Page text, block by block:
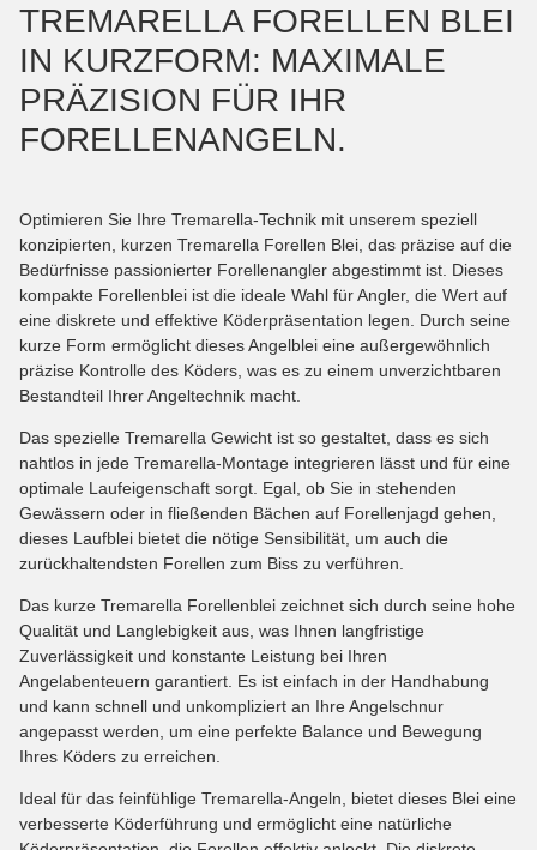
TREMARELLA FORELLEN BLEI
IN KURZFORM: MAXIMALE
PRÄZISION FÜR IHR
FORELLENANGELN.
Optimieren Sie Ihre Tremarella-Technik mit unserem speziell
konzipierten, kurzen Tremarella Forellen Blei, das präzise auf die
Bedürfnisse passionierter Forellenangler abgestimmt ist. Dieses
kompakte Forellenblei ist die ideale Wahl für Angler, die Wert auf
eine diskrete und effektive Köderpräsentation legen. Durch seine
kurze Form ermöglicht dieses Angelblei eine außergewöhnlich
präzise Kontrolle des Köders, was es zu einem unverzichtbaren
Bestandteil Ihrer Angeltechnik macht.
Das spezielle Tremarella Gewicht ist so gestaltet, dass es sich
nahtlos in jede Tremarella-Montage integrieren lässt und für eine
optimale Laufeigenschaft sorgt. Egal, ob Sie in stehenden
Gewässern oder in fließenden Bächen auf Forellenjagd gehen,
dieses Laufblei bietet die nötige Sensibilität, um auch die
zurückhaltendsten Forellen zum Biss zu verführen.
Das kurze Tremarella Forellenblei zeichnet sich durch seine hohe
Qualität und Langlebigkeit aus, was Ihnen langfristige
Zuverlässigkeit und konstante Leistung bei Ihren
Angelabenteuern garantiert. Es ist einfach in der Handhabung
und kann schnell und unkompliziert an Ihre Angelschnur
angepasst werden, um eine perfekte Balance und Bewegung
Ihres Köders zu erreichen.
Ideal für das feinfühlige Tremarella-Angeln, bietet dieses Blei eine
verbesserte Köderführung und ermöglicht eine natürliche